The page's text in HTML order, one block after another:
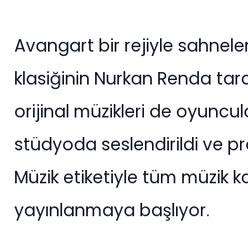
Avangart bir rejiyle
klasiğinin Nurkan Renda
orijinal müzikleri de
stüdyoda seslendirildi ve
Müzik etiketiyle tüm müzik
yayınlanmaya başlıyor.